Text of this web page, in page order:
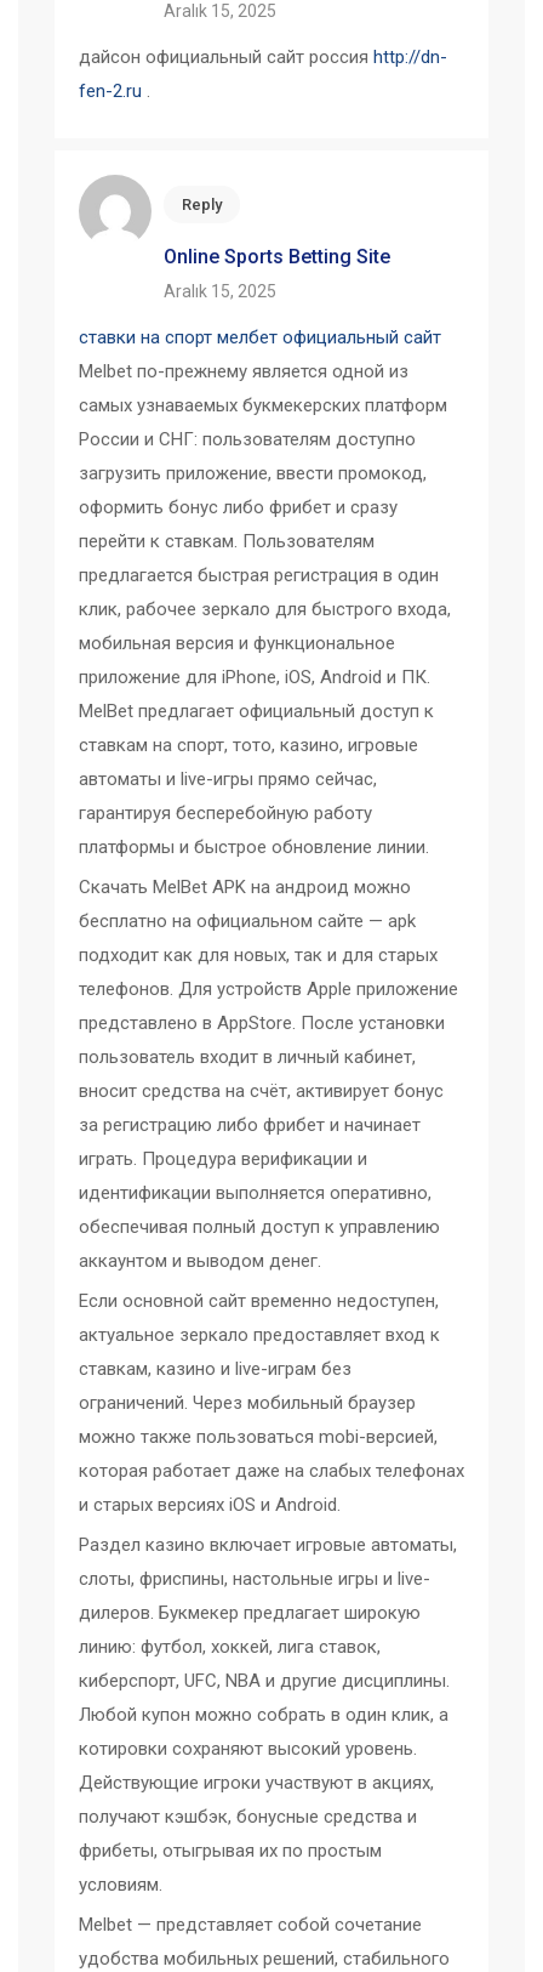
Aralık 15, 2025
дайсон официальный сайт россия http://dn-
fen-2.ru .
Reply
Online Sports Betting Site
Aralık 15, 2025
ставки на спорт мелбет официальный сайт
Melbet по-прежнему является одной из
самых узнаваемых букмекерских платформ
России и СНГ: пользователям доступно
загрузить приложение, ввести промокод,
оформить бонус либо фрибет и сразу
перейти к ставкам. Пользователям
предлагается быстрая регистрация в один
клик, рабочее зеркало для быстрого входа,
мобильная версия и функциональное
приложение для iPhone, iOS, Android и ПК.
MelBet предлагает официальный доступ к
ставкам на спорт, тото, казино, игровые
автоматы и live-игры прямо сейчас,
гарантируя бесперебойную работу
платформы и быстрое обновление линии.
Скачать MelBet APK на андроид можно
бесплатно на официальном сайте — apk
подходит как для новых, так и для старых
телефонов. Для устройств Apple приложение
представлено в AppStore. После установки
пользователь входит в личный кабинет,
вносит средства на счёт, активирует бонус
за регистрацию либо фрибет и начинает
играть. Процедура верификации и
идентификации выполняется оперативно,
обеспечивая полный доступ к управлению
аккаунтом и выводом денег.
Если основной сайт временно недоступен,
актуальное зеркало предоставляет вход к
ставкам, казино и live-играм без
ограничений. Через мобильный браузер
можно также пользоваться mobi-версией,
которая работает даже на слабых телефонах
и старых версиях iOS и Android.
Раздел казино включает игровые автоматы,
слоты, фриспины, настольные игры и live-
дилеров. Букмекер предлагает широкую
линию: футбол, хоккей, лига ставок,
киберспорт, UFC, NBA и другие дисциплины.
Любой купон можно собрать в один клик, а
котировки сохраняют высокий уровень.
Действующие игроки участвуют в акциях,
получают кэшбэк, бонусные средства и
фрибеты, отыгрывая их по простым
условиям.
Melbet — представляет собой сочетание
удобства мобильных решений, стабильного